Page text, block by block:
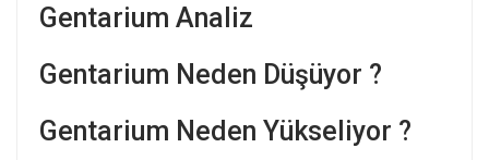
Gentarium Analiz
Gentarium Neden Düşüyor ?
Gentarium Neden Yükseliyor ?